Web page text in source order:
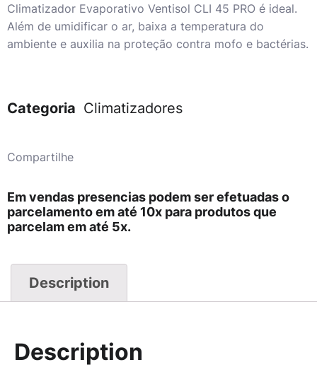
Climatizador Evaporativo Ventisol CLI 45 PRO é ideal.
Além de umidificar o ar, baixa a temperatura do
ambiente e auxilia na proteção contra mofo e bactérias.
Categoria Climatizadores
Compartilhe
Em vendas presencias podem ser efetuadas o
parcelamento em até 10x para produtos que
parcelam em até 5x.
Description
Description